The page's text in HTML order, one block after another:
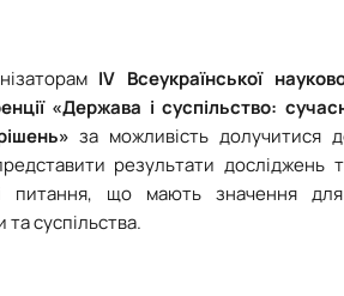
IV Всеукраїнської
«Держава і суспільство:
за можливість долучитися
результати досліджень
питання, що мають значення для
та суспільства.